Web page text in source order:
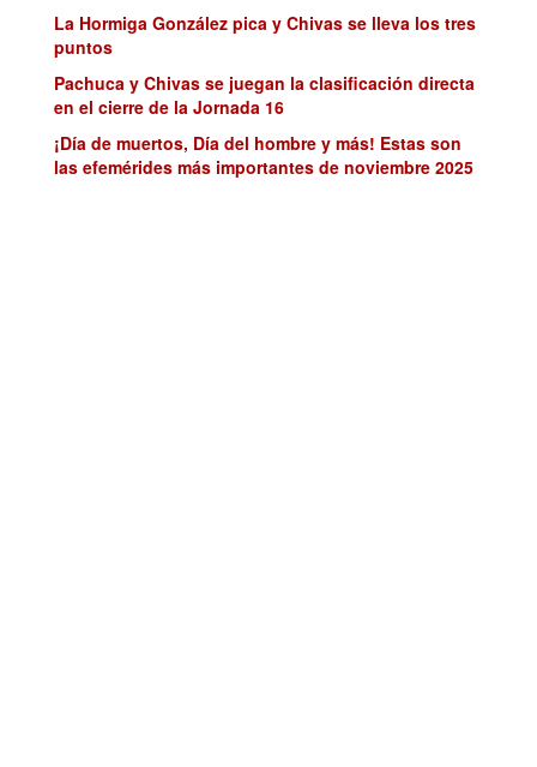
La Hormiga González pica y Chivas se lleva los tres
puntos
Pachuca y Chivas se juegan la clasificación directa
en el cierre de la Jornada 16
¡Día de muertos, Día del hombre y más! Estas son
las efemérides más importantes de noviembre 2025